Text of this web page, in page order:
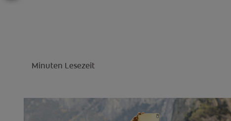
Minuten Lesezeit